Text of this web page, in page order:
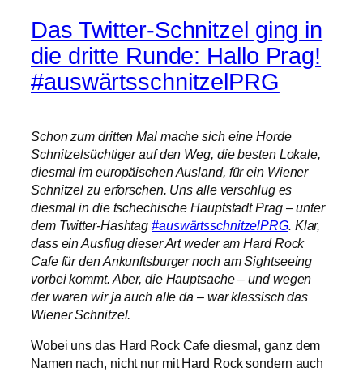
Das Twitter-Schnitzel ging in
die dritte Runde: Hallo Prag!
#auswärtsschnitzelPRG
Schon zum dritten Mal mache sich eine Horde
Schnitzelsüchtiger auf den Weg, die besten Lokale,
diesmal im europäischen Ausland, für ein Wiener
Schnitzel zu erforschen. Uns alle verschlug es
diesmal in die tschechische Hauptstadt Prag – unter
dem Twitter-Hashtag #auswärtsschnitzelPRG. Klar,
dass ein Ausflug dieser Art weder am Hard Rock
Cafe für den Ankunftsburger noch am Sightseeing
vorbei kommt. Aber, die Hauptsache – und wegen
der waren wir ja auch alle da – war klassisch das
Wiener Schnitzel.
Wobei uns das Hard Rock Cafe diesmal, ganz dem
Namen nach, nicht nur mit Hard Rock sondern auch